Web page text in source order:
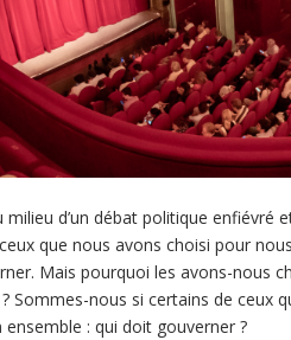
d’un débat politique
que nous avons choisi pour
Mais pourquoi les avons-nous
Sommes-nous si certains de
: qui doit gouverner ?